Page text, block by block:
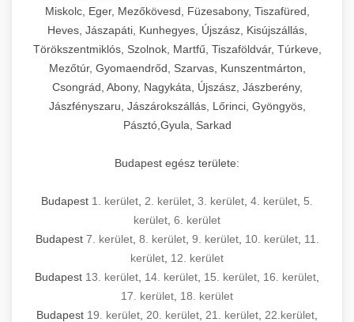
Miskolc, Eger, Mezőkövesd, Füzesabony, Tiszafüred,
Heves, Jászapáti, Kunhegyes, Újszász, Kisújszállás,
Törökszentmiklós, Szolnok, Martfű, Tiszaföldvár, Túrkeve,
Mezőtúr, Gyomaendrőd, Szarvas, Kunszentmárton,
Csongrád, Abony, Nagykáta, Újszász, Jászberény,
Jászfényszaru, Jászárokszállás, Lőrinci, Gyöngyös,
Pásztó,Gyula, Sarkad
Budapest egész területe:
Budapest 1. kerület 2. kerület 3. kerület 4. kerület 5.
kerület 6. kerület
Budapest 7. kerület, 8. kerület, 9. kerület, 10. kerület, 11.
kerület 12. kerület
Budapest 13. kerület 14. kerület 15. kerület 16. kerület
17. kerület 18. kerület
Budapest 19. kerület 20. kerület 21. kerület 22.kerület